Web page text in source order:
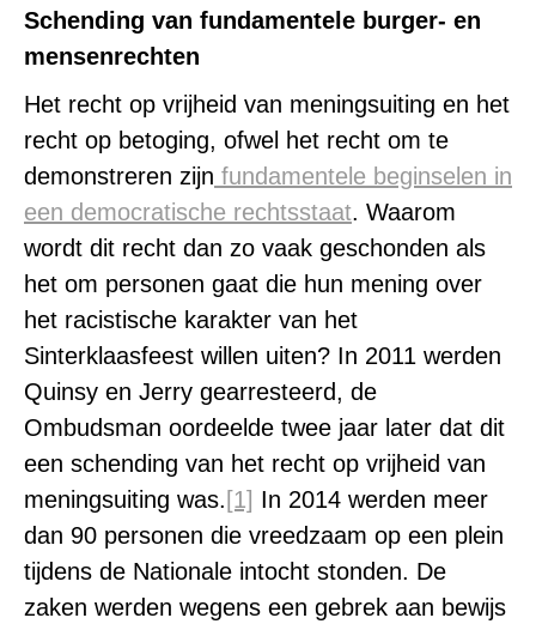
Schending van fundamentele burger- en
mensenrechten
Het recht op vrijheid van meningsuiting en het
recht op betoging, ofwel het recht om te
demonstreren zijn fundamentele beginselen in
een democratische rechtsstaat. Waarom
wordt dit recht dan zo vaak geschonden als
het om personen gaat die hun mening over
het racistische karakter van het
Sinterklaasfeest willen uiten? In 2011 werden
Quinsy en Jerry gearresteerd, de
Ombudsman oordeelde twee jaar later dat dit
een schending van het recht op vrijheid van
meningsuiting was. [1] In 2014 werden meer
dan 90 personen die vreedzaam op een plein
tijdens de Nationale intocht stonden. De
zaken werden wegens een gebrek aan bewijs